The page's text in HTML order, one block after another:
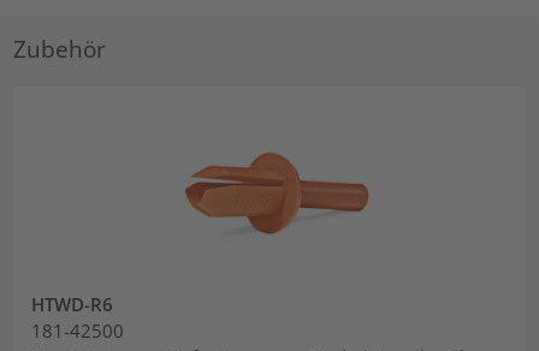
Zubehör
HTWD-R6
181-42500